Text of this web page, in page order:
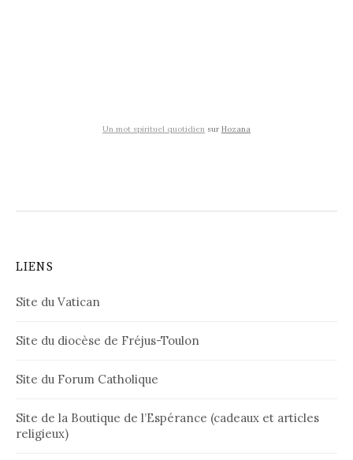
Un mot spirituel quotidien surHozana
LIENS
Site du Vatican
Site du diocèse de Fréjus-Toulon
Site du Forum Catholique
Site de la Boutique de l’Espérance (cadeaux et articles
religieux)